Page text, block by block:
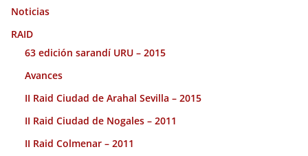
Noticias
RAID
63 edición sarandí URU – 2015
Avances
II Raid Ciudad de Arahal Sevilla – 2015
II Raid Ciudad de Nogales – 2011
II Raid Colmenar – 2011